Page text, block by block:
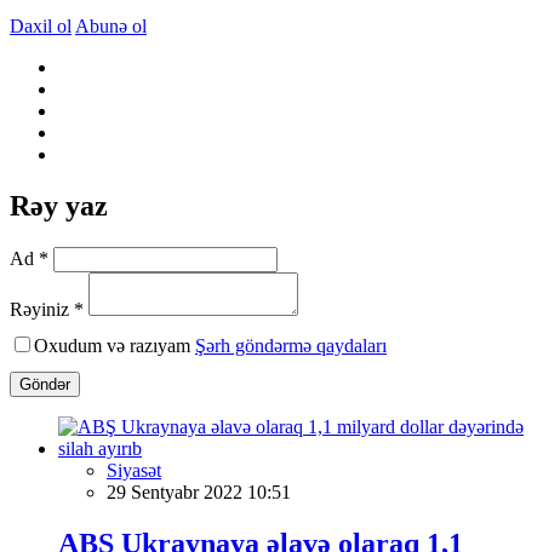
Daxil ol Abunə ol
Rəy yaz
Ad *
Rəyiniz *
Oxudum və razıyam Şərh göndərmə qaydaları
Göndər
Siyasət
29 Sentyabr 2022 10:51
ABŞ Ukraynaya əlavə olaraq 1,1